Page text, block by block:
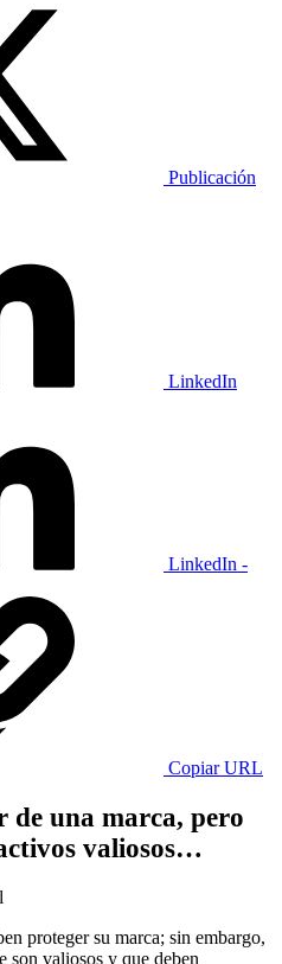
Publicación
LinkedIn
LinkedIn -
Copiar URL
de una marca, pero
valiosos…
proteger su marca; sin embargo,
son valiosos y que deben